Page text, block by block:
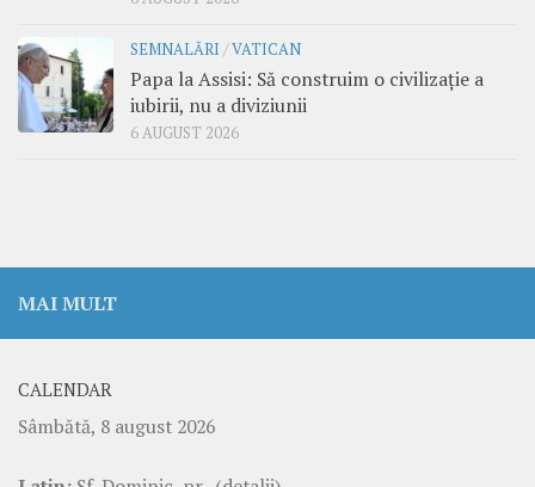
SEMNALĂRI /VATICAN
Papa la Assisi: Să construim o civilizație a
iubirii, nu a diviziunii
6 AUGUST 2026
MAI MULT
CALENDAR
Sâmbătă, 8 august 2026